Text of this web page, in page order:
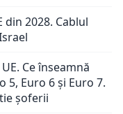
din 2028. Cablul
Ce înseamnă
5, Euro 6 și Euro 7.
șoferii